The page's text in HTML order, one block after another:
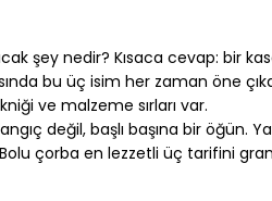
şey nedir? Kısaca cevap: bir
bu üç isim her zaman öne
ve malzeme sırları var.
değil, başlı başına bir öğün.
Bolu çorba en lezzetli üç tarifini